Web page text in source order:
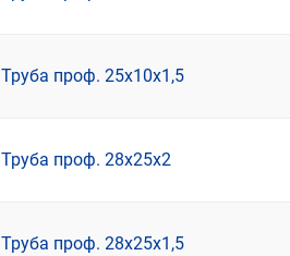
Труба проф. 25х10х1,5
Труба проф. 28х25х2
Труба проф. 28х25х1,5